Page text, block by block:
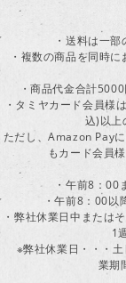
・送料は一
・複数の商品を同時
・商品代金合計
・タミヤカード会員様
込)以上
ただし、Amazon Pay
もカード会員
・午前8：00
・午前8：00以
・弊社休業日中または
1
※弊社休業日・・・土
業期